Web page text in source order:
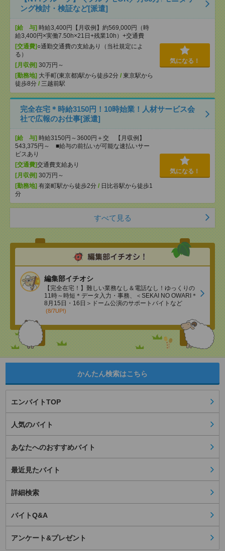
ング検討・検証など[派遣]
[給 与] 時給3,400円【月収例】約569,000円（時
給3,400円×実働7.50h×21日+残業10h）+交通費
[交通費] ○通勤交通費の支給あり（当社規定によ
る）
[月収例] 30万円～
[勤務地] 大手町(東京都)駅から徒歩2分 / 東京駅から
徒歩8分 / 三越前駅
気になる！
完全在宅＊時給3150円！10時始業！人材サービス会
社で広報のお仕事[派遣]
[給 与] 時給3150円～3600円＋交 【月収例】
543,375円～ ■給与の前払いが可能な速払いサー
ビスあり
[交通費]交通費支給あり
[月収例] 30万円～
[勤務地] 有楽町駅から徒歩2分 / 日比谷駅から徒歩1
分
気になる！
すべて見る
編集部イチオシ
【完全在宅！】難しい業務なし＆電話なし！ゆっくりの
11時～時短＊データ入力・事務、＜SEKAI NO OWARI＊
8月15日・16日＞ドーム公演のサポートバイトなど
(8/7UP!)
かんたん検索はこちら
エンバイトTOP
人気のバイト
あなたへのおすすめバイト
最近見たバイト
詳細検索
バイトQ&A
アンケート&プレゼント